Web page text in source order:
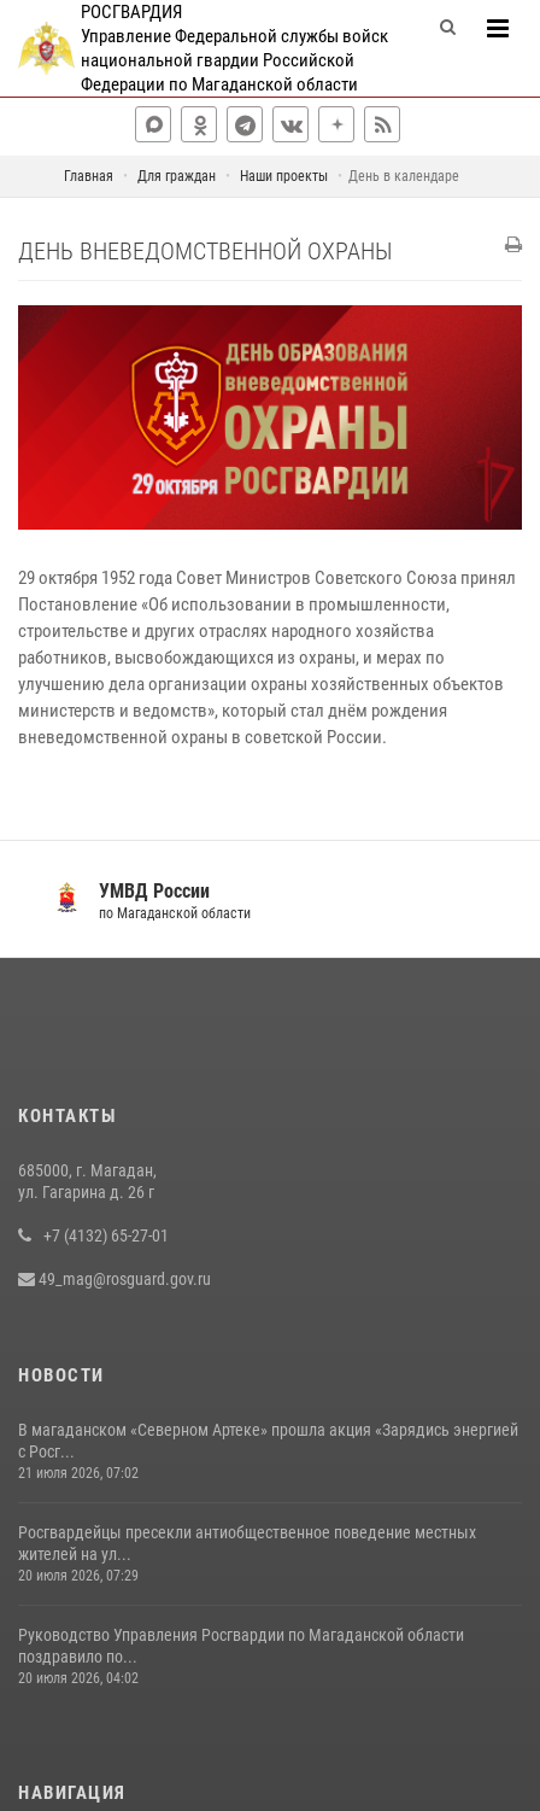
РОСГВАРДИЯ
Управление Федеральной службы войск
национальной гвардии Российской
Федерации по Магаданской области
Главная Для граждан Наши проекты День в календаре
ДЕНЬ ВНЕВЕДОМСТВЕННОЙ ОХРАНЫ
29 октября 1952 года Совет Министров Советского Союза принял
Постановление «Об использовании в промышленности,
строительстве и других отраслях народного хозяйства
работников, высвобождающихся из охраны, и мерах по
улучшению дела организации охраны хозяйственных объектов
министерств и ведомств», который стал днём рождения
вневедомственной охраны в советской России.
УМВД России
по Магаданской области
КОНТАКТЫ
685000, г. Магадан,
ул. Гагарина д. 26 г
+7 (4132) 65-27-01
49_mag@rosguard.gov.ru
НОВОСТИ
В магаданском «Северном Артеке» прошла акция «Зарядись энергией
с Росг...
21 июля 2026, 07:02
Росгвардейцы пресекли антиобщественное поведение местных
жителей на ул...
20 июля 2026, 07:29
Руководство Управления Росгвардии по Магаданской области
поздравило по...
20 июля 2026, 04:02
НАВИГАЦИЯ